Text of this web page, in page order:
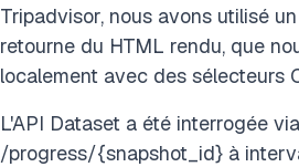
Tripadvisor, nous avons utilisé un
retourne du HTML rendu, que
localement avec des sélecteurs
L'API Dataset a été interrogée
/progress/{snapshot_id} à